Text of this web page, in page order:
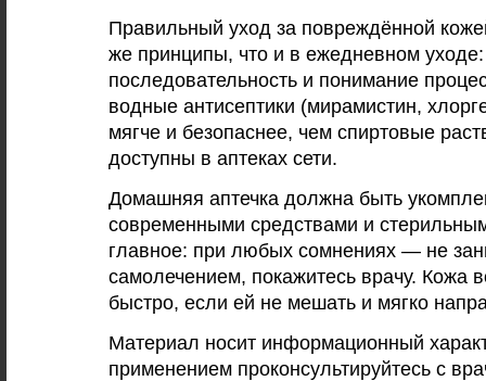
Правильный уход за повреждённой
же принципы, что и в ежедневном
последовательность и понимание
водные антисептики (мирамистин,
мягче и безопаснее, чем спиртовые
доступны в аптеках сети.
Домашняя аптечка должна быть
современными средствами и
главное: при любых сомнениях — не
самолечением, покажитесь врачу. Кожа
быстро, если ей не мешать и мягко
Материал носит информационный
применением проконсультируйтесь с